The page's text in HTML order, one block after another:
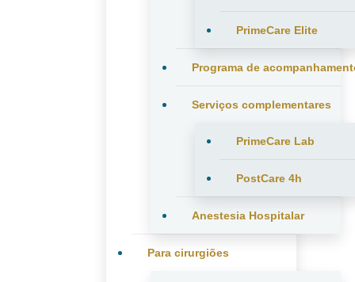
PrimeCare Elite
Programa de
Serviços complementares
PrimeCare Lab
PostCare 4h
Anestesia Hospitalar
Para cirurgiões